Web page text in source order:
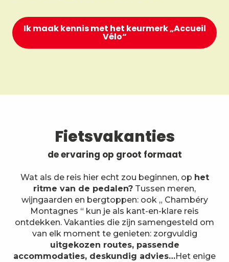
Ik maak kennis met het keurmerk „Accueil
Vélo“
Fietsvakanties
de ervaring op groot formaat
Wat als de reis hier echt zou beginnen, op het
ritme van de pedalen? Tussen meren,
wijngaarden en bergtoppen: ook „ Chambéry
Montagnes “ kun je als kant-en-klare reis
ontdekken. Vakanties die zijn samengesteld om
van elk moment te genieten: zorgvuldig
uitgekozen routes, passende
accommodaties, deskundig advies…Het enige